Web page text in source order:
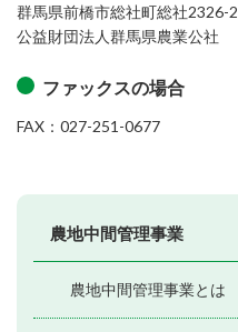
群馬県前橋市総社町総社2326-2
公益財団法人群馬県農業公社
ファックスの場合
FAX：027-251-0677
農地中間管理事業
農地中間管理事業とは